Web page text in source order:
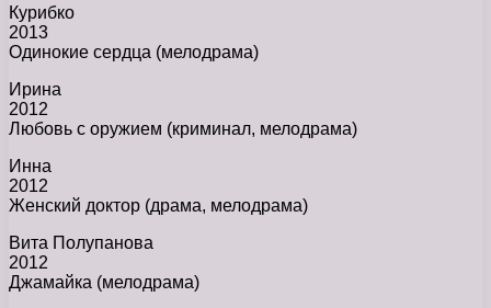
Курибко
2013
Одинокие сердца (мелодрама)
Ирина
2012
Любовь с оружием (криминал, мелодрама)
Инна
2012
Женский доктор (драма, мелодрама)
Вита Полупанова
2012
Джамайка (мелодрама)